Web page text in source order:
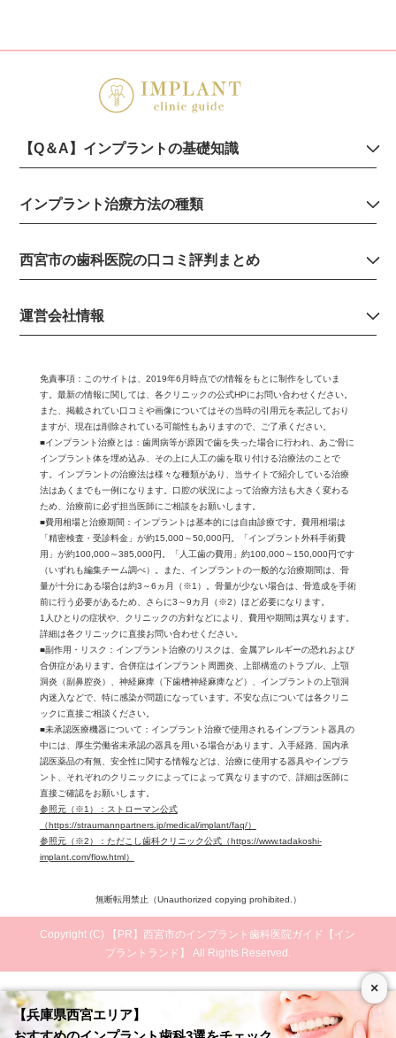
×
【兵庫県西宮エリア】
【Q＆A】インプラントの基礎知識
インプラント治療方法の種類
西宮市の歯科医院の口コミ評判まとめ
運営会社情報
免責事項： このサイトは、2019年6月時点での情報をもとに制作をしていま
す。最新の情報に関しては、各クリニックの公式HPにお問い合わせください。
また、掲載されてい口コミや画像についてはその当時の引用元を表記しており
ますが、現在は削除されている可能性もありますので、ご了承ください。
■インプラント治療とは：歯周病等が原因で歯を失った場合に行われ、あご骨に
インプラント体を埋め込み、その上に人工の歯を取り付ける治療法のことで
す。インプラントの治療法は様々な種類があり、当サイトで紹介している治療
法はあくまでも一例になります。口腔の状況によって治療方法も大きく変わる
ため、治療前に必ず担当医師にご相談をお願いします。
■費用相場と治療期間：インプラントは基本的には自由診療です。費用相場は
「精密検査・受診料金」が約15,000～50,000円。「インプラント外科手術費
用」が約100,000～385,000円。「人工歯の費用」約100,000～150,000円です
（いずれも編集チーム調べ）。また、インプラントの一般的な治療期間は、骨
量が十分にある場合は約3～6ヵ月（※1）。骨量が少ない場合は、骨造成を手術
前に行う必要があるため、さらに3～9カ月（※2）ほど必要になります。
1人ひとりの症状や、クリニックの方針などにより、費用や期間は異なります。
詳細は各クリニックに直接お問い合わせください。
■副作用・リスク：インプラント治療のリスクは、金属アレルギーの恐れおよび
合併症があります。合併症はインプラント周囲炎、上部構造のトラブル、上顎
洞炎（副鼻腔炎）、神経麻痺（下歯槽神経麻痺など）、インプラントの上顎洞
内迷入などで、特に感染が問題になっています。不安な点については各クリニ
ックに直接ご相談ください。
■未承認医療機器について：インプラント治療で使用されるインプラント器具の
中には、厚生労働省未承認の器具を用いる場合があります。入手経路、国内承
認医薬品の有無、安全性に関する情報などは、治療に使用する器具やインプラ
ント、それぞれのクリニックによってによって異なりますので、詳細は医師に
直接ご確認をお願いします。
参照元（※1）：ストローマン公式
（https://straumannpartners.jp/medical/implant/faq/）
参照元（※2）：ただこし歯科クリニック公式（https://www.tadakoshi-
implant.com/flow.html）
無断転用禁止（Unauthorized copying prohibited.）
Copyright (C)
西宮市のインプラント歯科医院ガイド【イン
プラントランド】
All Rights Reserved.